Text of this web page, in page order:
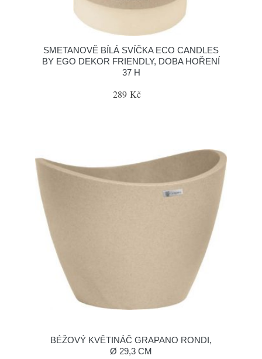
SMETANOVĚ BÍLÁ SVÍČKA ECO CANDLES
BY EGO DEKOR FRIENDLY, DOBA HOŘENÍ
37 H
289 Kč
BÉŽOVÝ KVĚTINÁČ GRAPANO RONDI,
Ø 29,3 CM